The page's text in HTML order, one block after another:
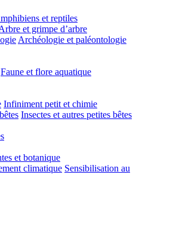
et reptiles
et grimpe d’arbre
Archéologie et paléontologie
Faune et flore aquatique
Infiniment petit et chimie
Insectes et autres petites bêtes
et botanique
climatique Sensibilisation au